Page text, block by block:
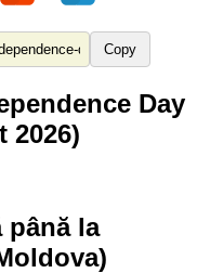
Copy
Day
2026)
până la